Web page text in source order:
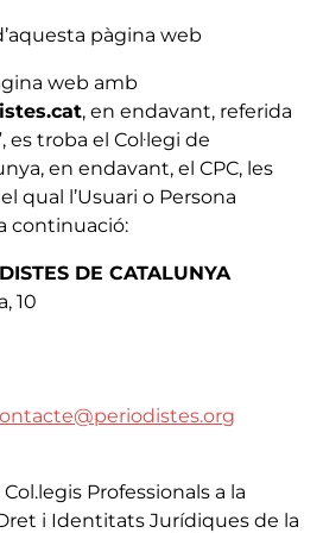
pàgina web
web amb
, en endavant, referida
es troba el Col·legi de
en endavant, el CPC, les
qual l’Usuari o Persona
continuació:
DE CATALUNYA
10
Professionals a la
i Identitats Jurídiques de la